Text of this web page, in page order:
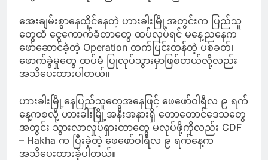
အေးချမ်းစွာနေထိုင်နေတဲ့ ဟားခါးမြို့အတွင်းက ပြည်သူ
တွေထံ ငွေကောက်ခံတာတွေ ထပ်လုပ်ရင် မနေ့ညနေက
ဖော်ဆောင်ခဲ့တဲ့ Operation ထက်ပြင်းထန်တဲ့ ပစ်ခတ်၊
ဖောက်ခွဲမှုတွေ ထပ်မံ ပြုလုပ်သွားမှာဖြစ်တယ်လို့လည်း
အသိပေးထားပါတယ်။
ဟားခါးမြို့နေပြည်သူတွေအနေဖြင့် ဖေဖော်ဝါရီလ ၉ ရက်
နေ့ကစလို့ ဟားခါးမြို့အနီးအနားရှိ တောတောင်ဒေသတွေ
အတွင်း သွားလာလှုပ်ရှားတာတွေ မလုပ်ဖို့ကိုလည်း CDF
– Hakha က ပြီးခဲ့တဲ့ ဖေဖော်ဝါရီလ ၉ ရက်နေ့က
အသိပေးထားခဲ့ပါတယ်။